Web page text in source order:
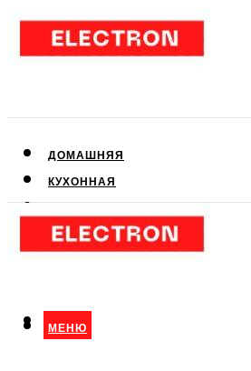
ДОМАШНЯЯ
КУХОННАЯ
КЛИМАТИЧЕСКАЯ
МЕНЮ
МЕНЮ